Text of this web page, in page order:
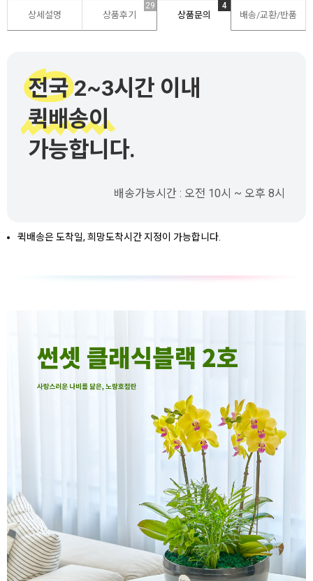
상세설명 상품후기
29
상품문의
4
배송/교환/반품
전국 2~3시간 이내
퀵배송이
가능합니다.
배송가능시간 : 오전 10시 ~ 오후 8시
퀵배송은 도착일, 희망도착시간 지정이 가능합니다.